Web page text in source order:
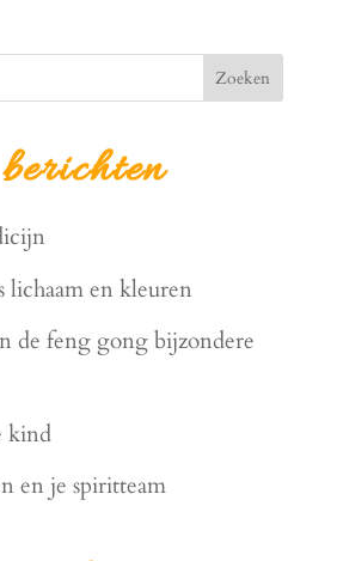
Zoeken
lichaam en kleuren
de feng gong bijzondere
kind
en je spiritteam